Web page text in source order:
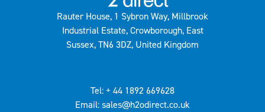
Rauter House, 1 Sybron Way, Millbrook
Industrial Estate, Crowborough, East
Sussex, TN6 3DZ, United Kingdom
Tel: + 44 1892 669628
Email: sales@h2odirect.co.uk